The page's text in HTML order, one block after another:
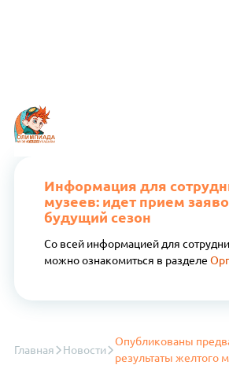
Информация для
музеев: идет прием
будущий сезон
Со всей информацией для
можно ознакомиться в разделе
Главная Новости
Опубликованы
результаты желтого